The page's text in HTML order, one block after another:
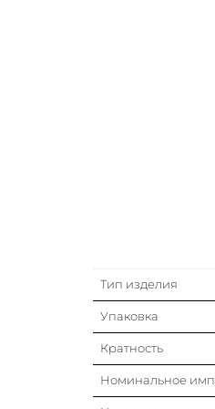
Тип изделия
Упаковка
Кратность
Номинальное